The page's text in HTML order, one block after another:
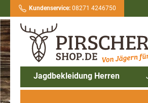
Zur Hauptnavigation springen
Kundenservice:08271 4246750
Jagdbekleidung Herren